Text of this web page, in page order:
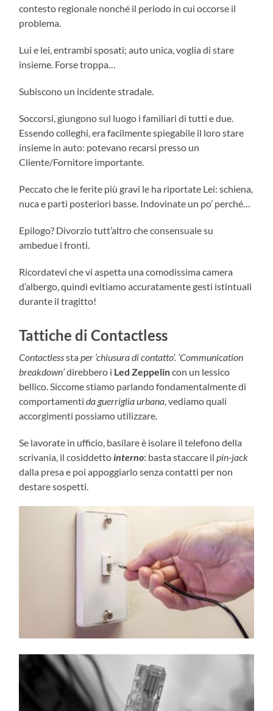
contesto regionale nonché il periodo in cui occorse il
problema.
Lui e lei, entrambi sposati; auto unica, voglia di stare
insieme. Forse troppa…
Subiscono un incidente stradale.
Soccorsi, giungono sul luogo i familiari di tutti e due.
Essendo colleghi, era facilmente spiegabile il loro stare
insieme in auto: potevano recarsi presso un
Cliente/Fornitore importante.
Peccato che le ferite più gravi le ha riportate Lei: schiena,
nuca e parti posteriori basse. Indovinate un po’ perché…
Epilogo? Divorzio tutt’altro che consensuale su
ambedue i fronti.
Ricordatevi che vi aspetta una comodissima camera
d’albergo, quindi evitiamo accuratamente gesti istintuali
durante il tragitto!
Tattiche di Contactless
Contactlesssta per ‘chiusura di contatto’. ‘Communication
breakdown’direbbero i Led Zeppelincon un lessico
bellico. Siccome stiamo parlando fondamentalmente di
comportamentida guerriglia urbana , vediamo quali
accorgimenti possiamo utilizzare.
Se lavorate in ufficio, basilare è isolare il telefono della
scrivania, il cosiddetto interno: basta staccare il pin-jack
dalla presa e poi appoggiarlo senza contatti per non
destare sospetti.